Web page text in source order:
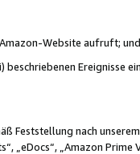
Website aufruft; und
Ereignisse
nach
„Amazon Prime